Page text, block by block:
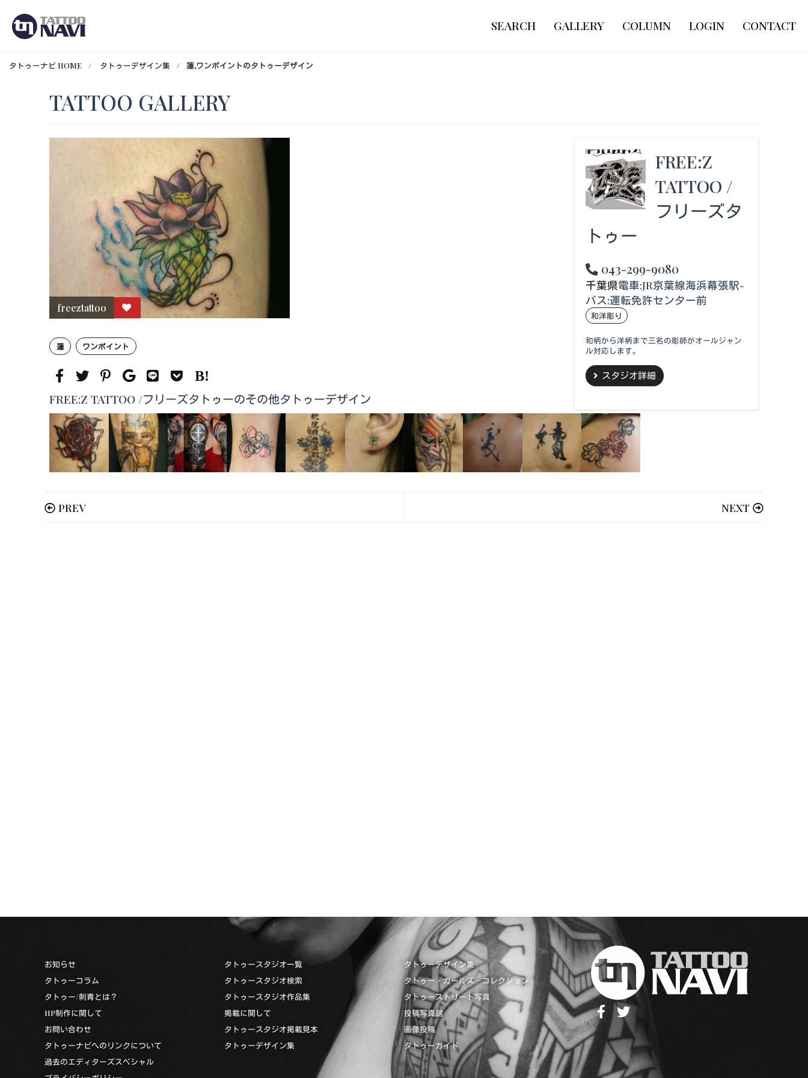
SEARCH GALLERY COLUMN LOGIN CONTACT
タトゥーナビ HOME タトゥーデザイン集 蓮,ワンポイントのタトゥーデザイン
TATTOO GALLERY
FREE:Z
TATTOO /
フリーズタ
トゥー
043-299-9080
千葉県電車:JR京葉線海浜幕張駅-
バス:運転免許センター前
和洋彫り
和柄から洋柄まで三名の彫師がオールジャン
ル対応します。
スタジオ詳細
freeztattoo
蓮 ワンポイント
FREE:Z TATTOO /フリーズタトゥーのその他タトゥーデザイン
PREV NEXT
お知らせ
タトゥーコラム
タトゥー/刺青とは？
HP制作に関して
お問い合わせ
タトゥーナビへのリンクについて
過去のエディターズスペシャル
タトゥースタジオ一覧
タトゥースタジオ検索
タトゥースタジオ作品集
掲載に関して
タトゥースタジオ掲載見本
タトゥーデザイン集
タトゥーデザイン集
タトゥー・ガールズ・コレクション
タトゥーストリート写真
投稿写真館
画像投稿
タトゥーガイド